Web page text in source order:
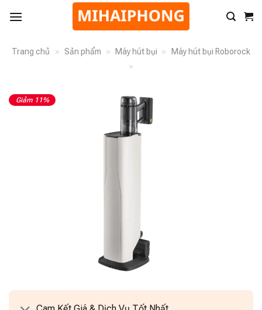
Trang chủ » Sản phẩm » Máy hút bụi »
Máy hút bụi Roborock
»
Giảm 11%